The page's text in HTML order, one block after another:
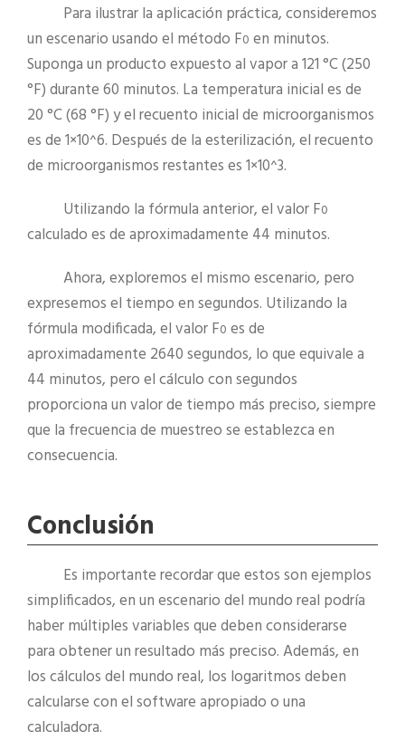
Para ilustrar la aplicación práctica, consideremos
un escenario usando el método F0 en minutos.
Suponga un producto expuesto al vapor a 121 °C (250
°F) durante 60 minutos. La temperatura inicial es de
20 °C (68 °F) y el recuento inicial de microorganismos
es de 1×10^6. Después de la esterilización, el recuento
de microorganismos restantes es 1×10^3.
Utilizando la fórmula anterior, el valor F0
calculado es de aproximadamente 44 minutos.
Ahora, exploremos el mismo escenario, pero
expresemos el tiempo en segundos. Utilizando la
fórmula modificada, el valor F0 es de
aproximadamente 2640 segundos, lo que equivale a
44 minutos, pero el cálculo con segundos
proporciona un valor de tiempo más preciso, siempre
que la frecuencia de muestreo se establezca en
consecuencia.
Conclusión
Es importante recordar que estos son ejemplos
simplificados, en un escenario del mundo real podría
haber múltiples variables que deben considerarse
para obtener un resultado más preciso. Además, en
los cálculos del mundo real, los logaritmos deben
calcularse con el software apropiado o una
calculadora.